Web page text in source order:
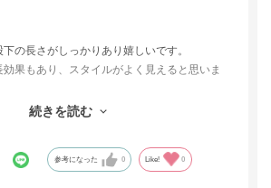
の長さがしっかりあり嬉しいです。
果もあり、スタイルがよく見えると思いま
に感じますが、お値段も安く買えたので良か
続きを読む
参考になった 0 Like! 0